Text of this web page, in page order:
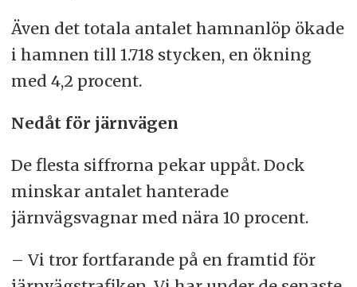
Även det totala antalet hamnanlöp ökade
i hamnen till 1.718 stycken, en ökning
med 4,2 procent.
Nedåt för järnvägen
De flesta siffrorna pekar uppåt. Dock
minskar antalet hanterade
järnvägsvagnar med nära 10 procent.
– Vi tror fortfarande på en framtid för